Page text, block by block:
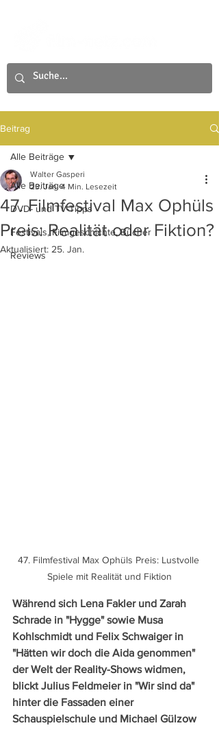
Beitrag
Alle Beiträge
DVD- und TV-Tipps
Festivals, Filmgeschichte, Bücher
Reviews
Alle Beiträge
47. Filmfestival Max Ophüls
Preis: Realität oder Fiktion?
Walter Gasperi
23. Jan. 4 Min. Lesezeit
Aktualisiert: 25. Jan.
47. Filmfestival Max Ophüls Preis: Lustvolle
Spiele mit Realität und Fiktion
Während sich Lena Fakler und Zarah
Schrade in "Hygge" sowie Musa
Kohlschmidt und Felix Schwaiger in
"Hätten wir doch die Aida genommen"
der Welt der Reality-Shows widmen,
blickt Julius Feldmeier in "Wir sind da"
hinter die Fassaden einer
Schauspielschule und Michael Gülzow